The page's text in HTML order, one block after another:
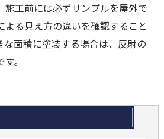
施工前には必ずサンプルを屋外で
よる見え方の違いを確認すること
な面積に塗装する場合は、反射の
。